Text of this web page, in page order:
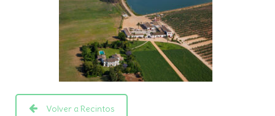
Volver a Recintos